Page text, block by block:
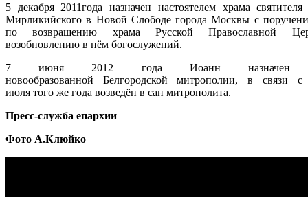
5 декабря
2011года
назначен настоятелем храма
Мирликийского в Новой Слободе города Москвы с
по возвращению храма Русской Православной
возобновлению в нём богослужений.
7 июня
2012 года
Иоанн назначен
новообразованной
Белгородской митрополии, в связи
июля того же года возведён в сан митрополита.
Пресс-служба епархии
Фото А.Клюйко